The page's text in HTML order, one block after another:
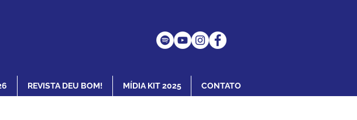
REVISTA DEU BOM! MÍDIA KIT 2025 CONTATO